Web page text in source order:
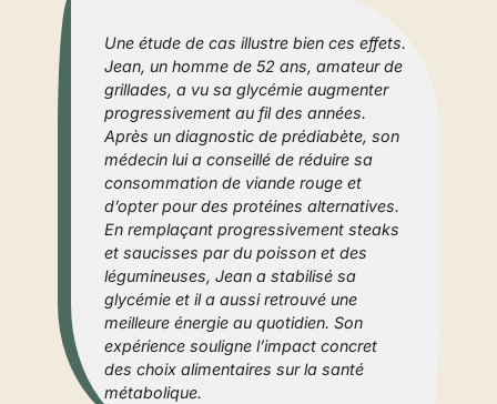
Une étude de cas illustre bien ces effets.
Jean, un homme de 52 ans, amateur de
grillades, a vu sa glycémie augmenter
progressivement au fil des années.
Après un diagnostic de prédiabète, son
médecin lui a conseillé de réduire sa
consommation de viande rouge et
d’opter pour des protéines alternatives.
En remplaçant progressivement steaks
et saucisses par du poisson et des
légumineuses, Jean a stabilisé sa
glycémie et il a aussi retrouvé une
meilleure énergie au quotidien. Son
expérience souligne l’impact concret
des choix alimentaires sur la santé
métabolique.